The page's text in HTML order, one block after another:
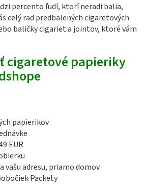
percento ľudí, ktorí neradi balia,
celý rad predbalených cigaretových
baličky cigariet a jointov, ktoré vám
cigaretové papieriky
papierikov
EUR
vašu adresu, priamo domov
Packety